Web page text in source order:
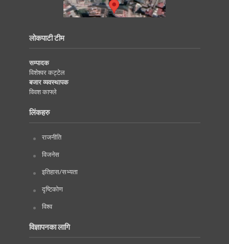
लोकपाटी टीम
सम्पादक
विशेश्वर कट्टेल
बजार व्यवस्थापक
विवश काफ्ले
लिंकहरु
राजनीति
विजनेस
इतिहास/सभ्यता
दृष्टिकोण
विश्व
विज्ञापनका लागि